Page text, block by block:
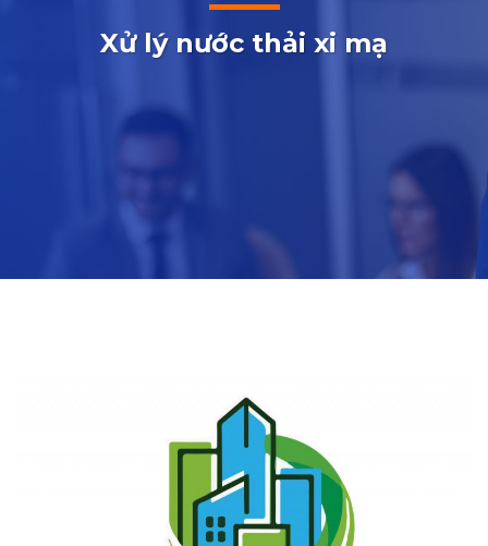
Xử lý nước thải xi mạ